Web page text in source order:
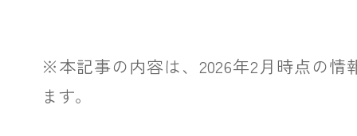
※本記事の内容は、2026年2月時点の情
ます。